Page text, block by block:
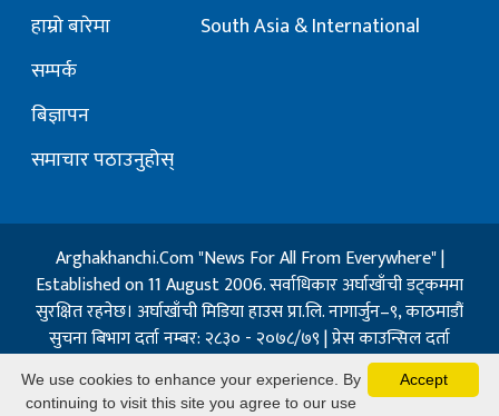
हाम्रो बारेमा
सम्पर्क
बिज्ञापन
समाचार पठाउनुहोस्
South Asia & International
Arghakhanchi.Com "News For All From Everywhere" |
Established on 11 August 2006. सर्वाधिकार अर्घाखाँची डट्कममा
सुरक्षित रहनेछ। अर्घाखाँची मिडिया हाउस प्रा.लि. नागार्जुन–९, काठमाडौं
सुचना बिभाग दर्ता नम्बर: २८३० - २०७८/७९ | प्रेस काउन्सिल दर्ता
नम्बर: १३२ / २०७३-०४-२१ | जिप्रका सि- नम्बर: ७, दर्ता नम्बर
७-०६७-६८
Accept
We use cookies to enhance your experience. By
continuing to visit this site you agree to our use